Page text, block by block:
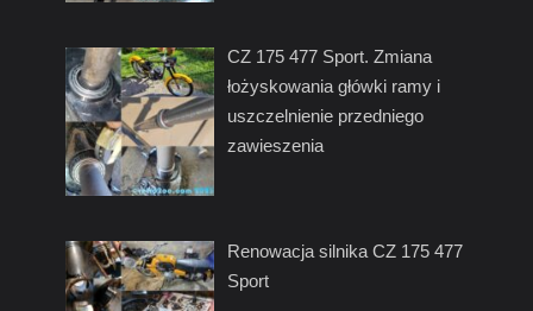
CZ 175 477 Sport. Zmiana
łożyskowania główki ramy i
uszczelnienie przedniego
zawieszenia
Renowacja silnika CZ 175 477
Sport